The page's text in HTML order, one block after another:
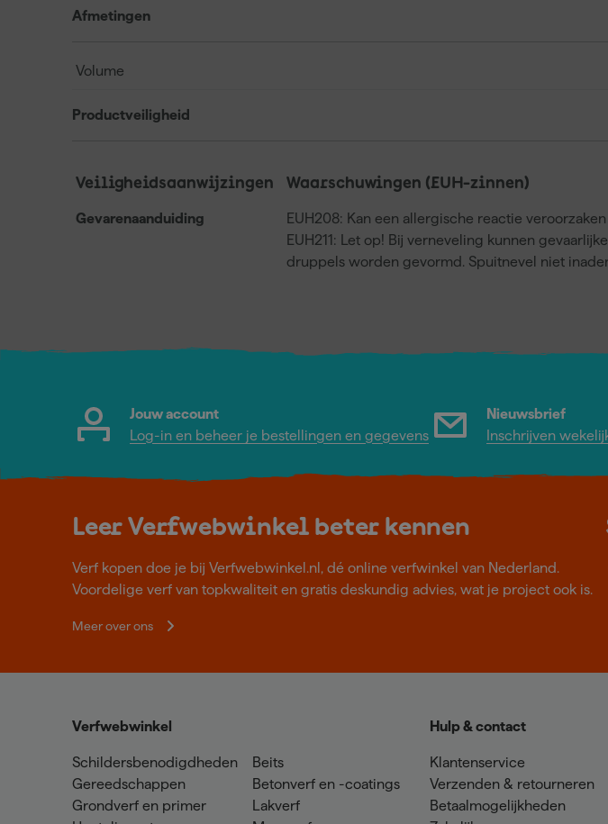
Afmetingen
Volume
Productveiligheid
Veiligheidsaanwijzingen
Gevarenaanduiding
Waarschuwingen (EUH-zinnen)
EUH208: Kan een allergische reactie veroorzaken
EUH211: Let op! Bij verneveling kunnen
druppels worden gevormd. Spuitnevel niet
Jouw account
Log-in en beheer je bestellingen en gegevens
Nieuwsbrief
Inschrijven
Leer Verfwebwinkel beter kennen
Verf kopen doe je bij Verfwebwinkel.nl, dé online verfwinkel van Nederland.
Voordelige verf van topkwaliteit en gratis deskundig advies, wat je project ook is.
Meer over ons
Verfwebwinkel
Schildersbenodigdheden
Gereedschappen
Grondverf en primer
Beits
Betonverf en -coatings
Lakverf
Hulp & contact
Klantenservice
Verzenden & retourneren
Betaalmogelijkheden